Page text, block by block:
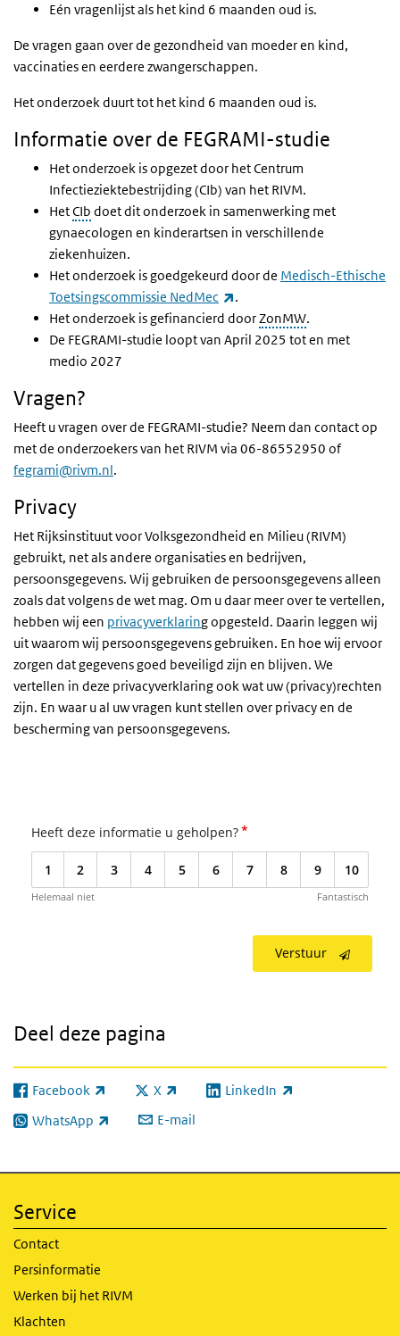
Eén vragenlijst als het kind 6 maanden oud is.
De vragen gaan over de gezondheid van moeder en kind,
vaccinaties en eerdere zwangerschappen.
Het onderzoek duurt tot het kind 6 maanden oud is.
Informatie over de FEGRAMI-studie
Het onderzoek is opgezet door het Centrum
Infectieziektebestrijding (CIb) van het RIVM.
HetCIb doet dit onderzoek in samenwerking met
gynaecologen en kinderartsen in verschillende
ziekenhuizen.
Het onderzoek is goedgekeurd door de Medisch-Ethische
Toetsingscommissie NedMec
(externe link)
.
Het onderzoek is gefinancierd doorZonMW.
De FEGRAMI-studie loopt van April 2025 tot en met
medio 2027
Vragen?
Heeft u vragen over de FEGRAMI-studie? Neem dan contact op
met de onderzoekers van het RIVM via 06-86552950 of
fegrami@rivm.nl.
Privacy
Het Rijksinstituut voor Volksgezondheid en Milieu (RIVM)
gebruikt, net als andere organisaties en bedrijven,
persoonsgegevens. Wij gebruiken de persoonsgegevens alleen
zoals dat volgens de wet mag. Om u daar meer over te vertellen,
hebben wij een privacyverklaring opgesteld. Daarin leggen wij
uit waarom wij persoonsgegevens gebruiken. En hoe wij ervoor
zorgen dat gegevens goed beveiligd zijn en blijven. We
vertellen in deze privacyverklaring ook wat uw (privacy)rechten
zijn. En waar u al uw vragen kunt stellen over privacy en de
bescherming van persoonsgegevens.
Heeft deze informatie u geholpen?*
1 2 3 4 5 6 7 8 9 10
Helemaal niet Fantastisch
Verstuur
Deel deze pagina
Facebook
(externe link) X
(externe link) LinkedIn
(externe link)
WhatsApp
(externe link) E-mail
Service
Contact
Persinformatie
Werken bij het RIVM
Klachten